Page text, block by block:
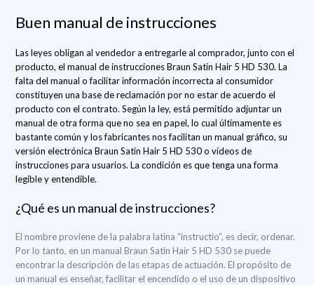
Buen manual de instrucciones
Las leyes obligan al vendedor a entregarle al comprador, junto con el
producto, el manual de instrucciones Braun Satin Hair 5 HD 530. La
falta del manual o facilitar información incorrecta al consumidor
constituyen una base de reclamación por no estar de acuerdo el
producto con el contrato. Según la ley, está permitido adjuntar un
manual de otra forma que no sea en papel, lo cual últimamente es
bastante común y los fabricantes nos facilitan un manual gráfico, su
versión electrónica Braun Satin Hair 5 HD 530 o vídeos de
instrucciones para usuarios. La condición es que tenga una forma
legible y entendible.
¿Qué es un manual de instrucciones?
El nombre proviene de la palabra latina “instructio”, es decir, ordenar.
Por lo tanto, en un manual Braun Satin Hair 5 HD 530 se puede
encontrar la descripción de las etapas de actuación. El propósito de
un manual es enseñar, facilitar el encendido o el uso de un dispositivo